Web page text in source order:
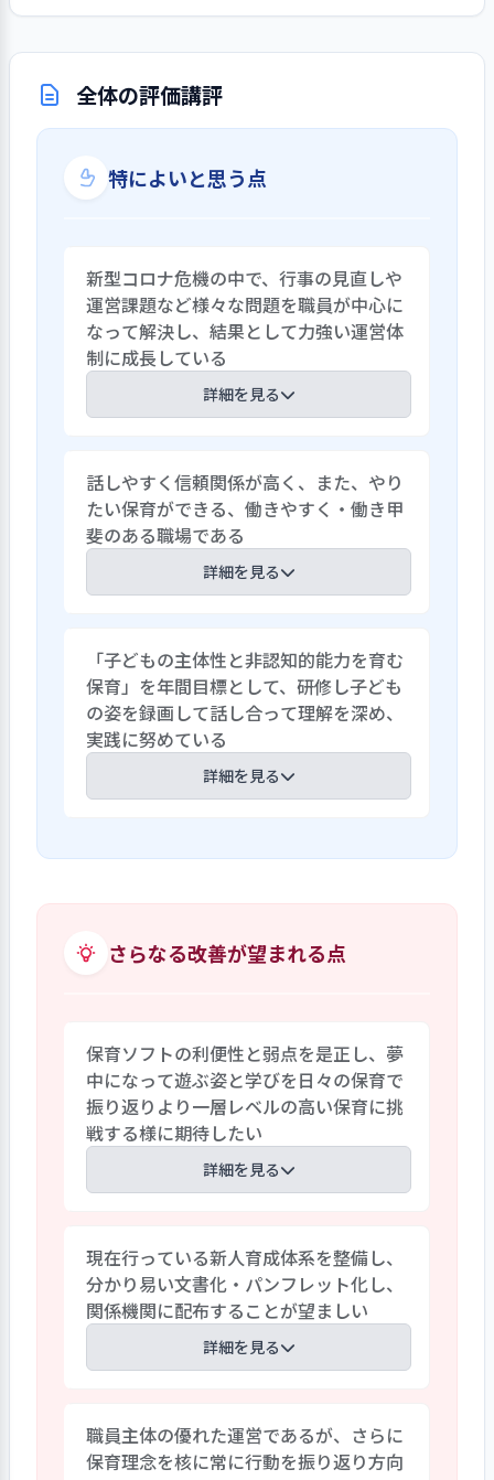
全体の評価講評
特によいと思う点
新型コロナ危機の中で、行事の見直しや
運営課題など様々な問題を職員が中心に
なって解決し、結果として力強い運営体
制に成長している
詳細を見る
発生する問題を職員が中心になって全員で
解決し力強い運営体制に成長している。
特に行事の見直しでは「行事はやめな
い、子ども主体に見直す」ことを話し合
い、プールやお泊り保育、運動会や遊戯
内容の良い家庭的な行事となるように工
夫し保護者の感謝の声もたくさん頂いて
いる。日常保育では子どもの遊ぶ時間の
保証を話し合い、また、職員のノンコン
タクトタイムの確保をどうするか様々な
問題を職員が中心になって知恵を出し合い
解決している。
話しやすく信頼関係が高く、また、やり
たい保育ができる、働きやすく・働き甲
斐のある職場である
詳細を見る
員の負担の軽減を図り、休みがとり易い長
く働ける職場づくりに努めている。職場
のコミュニケーション向上のために皆で
ファシリテーション研修を受け、毎月実施
の職員参加型アウトプット研修に力を入
れ、自分の意見を言い相手の意見を聞く
ュニケーションの基盤ができている。ま
るなど職員の主体性を尊重した運営を心
を聞き配慮するなど、働きやすく働き甲斐
「子どもの主体性と非認知的能力を育む
保育」を年間目標として、研修し子ども
の姿を録画して話し合って理解を深め、
実践に努めている
詳細を見る
画を見て、主体性を育む保育を学び、その
デオ録画し、議論し理解を深めている。
セスを大切にしている。また、日々の遊
びでは広告紙をまるめて作ったテント、
カラーポリ袋で作った衣装でのファッシ
ョンショーなど子どもの発想で遊びを展
開し、主体性や対話力、協調性など非認
知的能力を育んでいる。
さらなる改善が望まれる点
保育ソフトの利便性と弱点を是正し、夢
中になって遊ぶ姿と学びを日々の保育で
振り返りより一層レベルの高い保育に挑
戦する様に期待したい
詳細を見る
繰り返し利便性が高く有用性の高いソフ
トに改善を進めてきた。しかし、保育者
が日々の保育を振り返り話し合う点では
利便性の良さが弱点になったり、日々のこ
どもの遊びと学びを保護者に伝えるドキ
在改善を検討している。経営層は主体性
を育む保育を日々の保育実践の振り返り
現在行っている新人育成体系を整備し、
分かり易い文書化・パンフレット化し、
関係機関に配布することが望ましい
詳細を見る
クラスリーダーがチューター役となり、同
僚職員とのコミュニケーションの機会を
職員主体の優れた運営であるが、さらに
保育理念を核に常に行動を振り返り方向